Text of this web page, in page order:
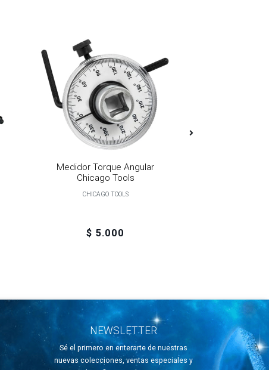
Medidor Torque Angular
Chicago Tools
CHICAGO TOOLS
$ 5.000
NEWSLETTER
Sé el primero en enterarte de nuestras
nuevas colecciones, ventas especiales y